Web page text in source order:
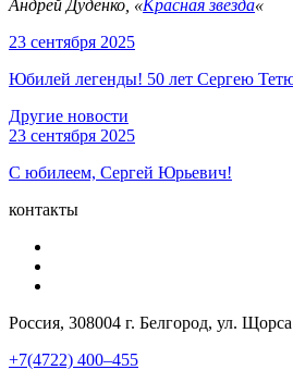
Андрей Дуденко, «Красная звезда«
23 сентября 2025
Юбилей легенды! 50 лет Сергею
Другие новости
23 сентября 2025
С юбилеем, Сергей Юрьевич!
контакты
Россия, 308004 г. Белгород, ул. Щорса
+7(4722) 400–455